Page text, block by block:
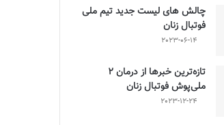
چالش هاى ليست جدید تيم ملى
فوتبال زنان
2023-06-14
تازه‌ترین خبرها از درمان ۲
ملی‌پوش فوتبال زنان
2023-12-24